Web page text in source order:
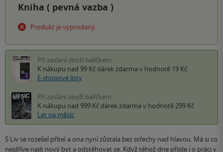
Kniha ( pevná vazba )
Produkt je vyprodaný.
Při zaslání zboží balíčkem
K nákupu nad 99 Kč dárek zdarma v hodnotě 19 Kč
E-shopové listy
Při zaslání zboží balíčkem
K nákupu nad 999 Kč dárek zdarma v hodnotě 299 Kč
Let na měsíc
S Liv se rozešel přítel a ona nyní zůstala bez střechy nad hlavou. Má si co
nejdříve najít nový byt a odstěhovat se. Když téhož dne přijde i o práci v